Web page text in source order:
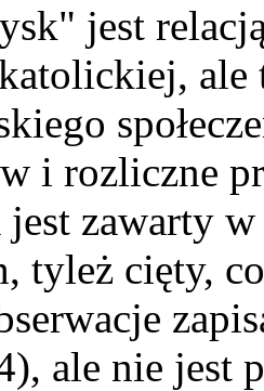
jest
ale
i rozliczne
jest zawarty
tyleż cięty,
ale nie jest